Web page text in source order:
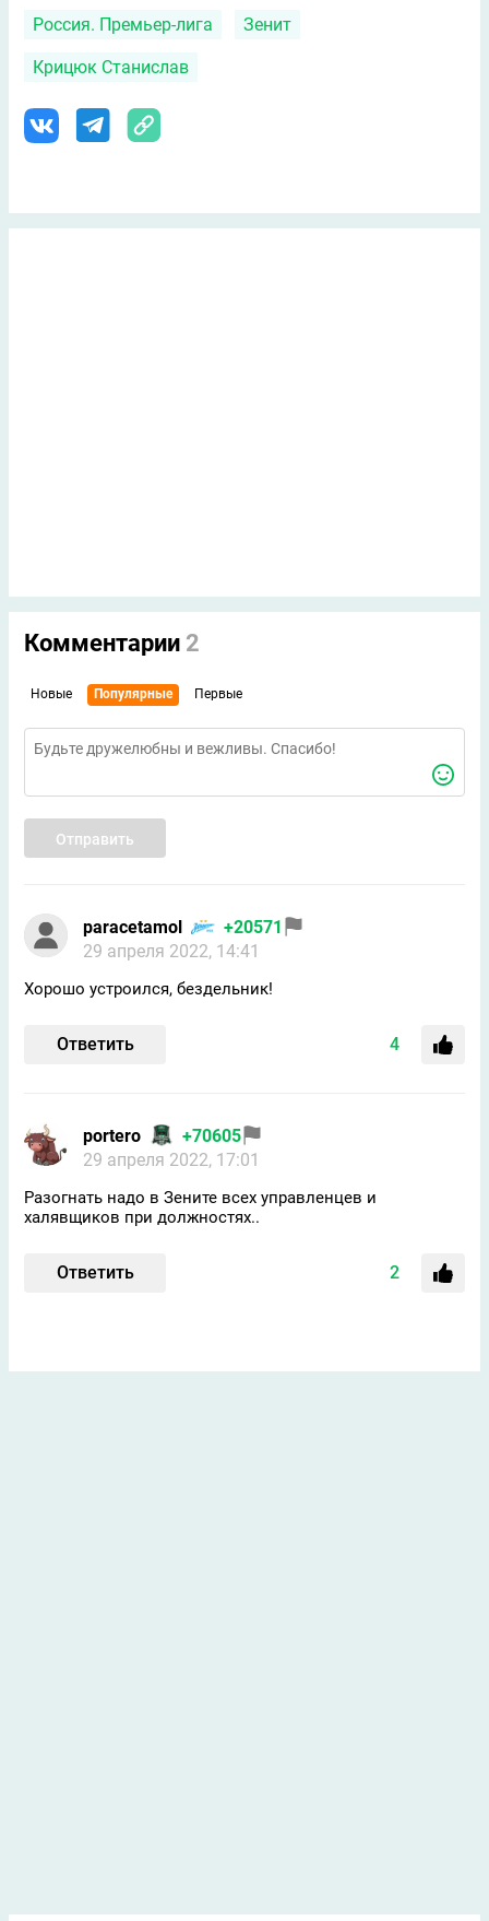
Россия. Премьер-лига Зенит
Крицюк Станислав
Комментарии 2
Новые Популярные Первые
Отправить
paracetamol
+20571
29 апреля 2022, 14:41
Хорошо устроился, бездельник!
Ответить 4
portero
+70605
29 апреля 2022, 17:01
Разогнать надо в Зените всех управленцев и
халявщиков при должностях..
Ответить 2